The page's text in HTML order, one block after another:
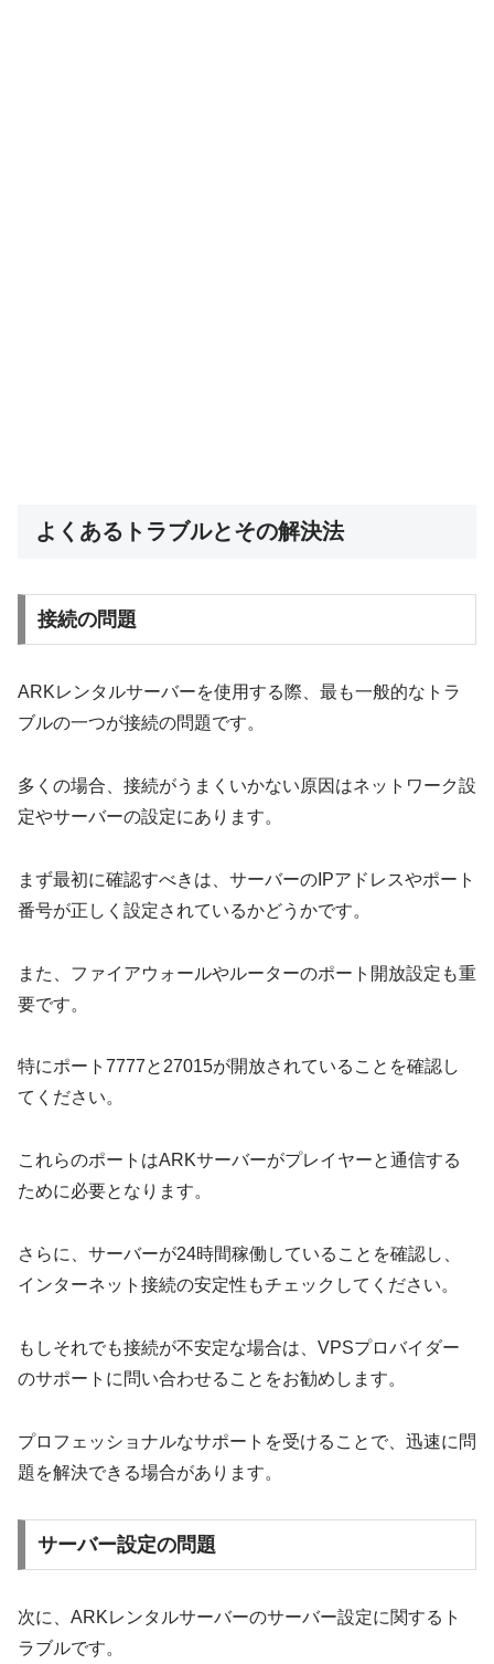
よくあるトラブルとその解決法
接続の問題
ARKレンタルサーバーを使用する際、最も一般的なトラ
ブルの一つが接続の問題です。
多くの場合、接続がうまくいかない原因はネットワーク設
定やサーバーの設定にあります。
まず最初に確認すべきは、サーバーのIPアドレスやポート
番号が正しく設定されているかどうかです。
また、ファイアウォールやルーターのポート開放設定も重
要です。
特にポート7777と27015が開放されていることを確認し
てください。
これらのポートはARKサーバーがプレイヤーと通信する
ために必要となります。
さらに、サーバーが24時間稼働していることを確認し、
インターネット接続の安定性もチェックしてください。
もしそれでも接続が不安定な場合は、VPSプロバイダー
のサポートに問い合わせることをお勧めします。
プロフェッショナルなサポートを受けることで、迅速に問
題を解決できる場合があります。
サーバー設定の問題
次に、ARKレンタルサーバーのサーバー設定に関するト
ラブルです。